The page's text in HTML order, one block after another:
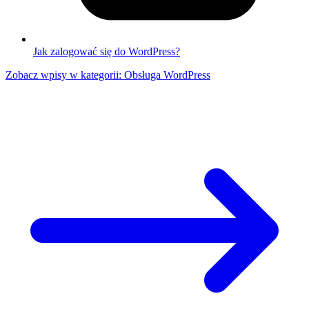
Jak zalogować się do WordPress?
Zobacz wpisy w kategorii: Obsługa WordPress